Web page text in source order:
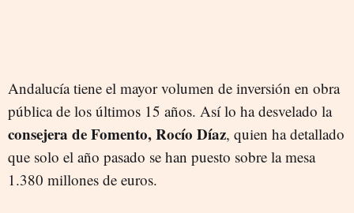
Andalucía tiene el mayor volumen de inversión en obra
pública de los últimos 15 años. Así lo ha desvelado la
consejera de Fomento, Rocío Díaz, quien ha detallado
que solo el año pasado se han puesto sobre la mesa
1.380 millones de euros.